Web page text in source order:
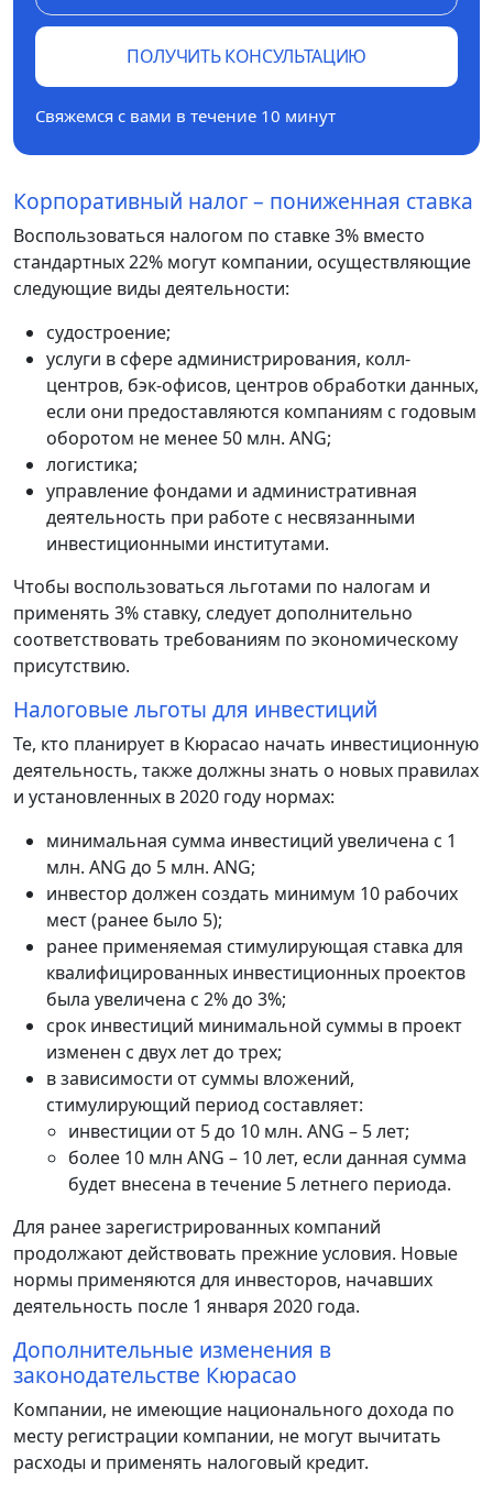
ПОЛУЧИТЬ КОНСУЛЬТАЦИЮ
Свяжемся с вами в течение 10 минут
Корпоративный налог – пониженная ставка
Воспользоваться налогом по ставке 3% вместо
стандартных 22% могут компании, осуществляющие
следующие виды деятельности:
судостроение;
услуги в сфере администрирования, колл-
центров, бэк-офисов, центров обработки данных,
если они предоставляются компаниям с годовым
оборотом не менее 50 млн. ANG;
логистика;
управление фондами и административная
деятельность при работе с несвязанными
инвестиционными институтами.
Чтобы воспользоваться льготами по налогам и
применять 3% ставку, следует дополнительно
соответствовать требованиям по экономическому
присутствию.
Налоговые льготы для инвестиций
Те, кто планирует в Кюрасао начать инвестиционную
деятельность, также должны знать о новых правилах
и установленных в 2020 году нормах:
минимальная сумма инвестиций увеличена с 1
млн. ANG до 5 млн. ANG;
инвестор должен создать минимум 10 рабочих
мест (ранее было 5);
ранее применяемая стимулирующая ставка для
квалифицированных инвестиционных проектов
была увеличена с 2% до 3%;
срок инвестиций минимальной суммы в проект
изменен с двух лет до трех;
в зависимости от суммы вложений,
стимулирующий период составляет:
инвестиции от 5 до 10 млн. ANG – 5 лет;
более 10 млн ANG – 10 лет, если данная сумма
будет внесена в течение 5 летнего периода.
Для ранее зарегистрированных компаний
продолжают действовать прежние условия. Новые
нормы применяются для инвесторов, начавших
деятельность после 1 января 2020 года.
Дополнительные изменения в
законодательстве Кюрасао
Компании, не имеющие национального дохода по
месту регистрации компании, не могут вычитать
расходы и применять налоговый кредит.